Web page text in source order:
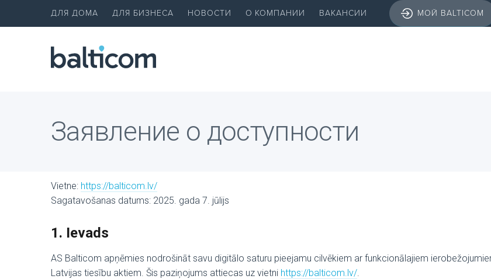
ДЛЯ ДОМА ДЛЯ БИЗНЕСА НОВОСТИ О КОМПАНИИ ВАКАНСИИ МОЙ BALTICOM
Заявление о доступности
Vietne: https://balticom.lv/
Sagatavošanas datums: 2025. gada 7. jūlijs
1. Ievads
AS Balticom apņēmies nodrošināt savu digitālo saturu pieejamu cilvēkiem ar funkcionālajiem
Latvijas tiesību aktiem. Šis paziņojums attiecas uz vietni https://balticom.lv/.